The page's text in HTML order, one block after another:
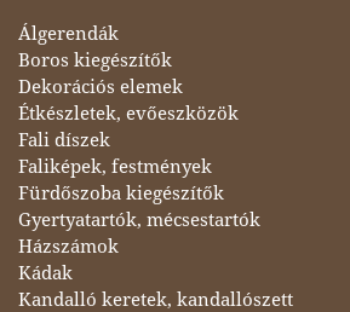
Álgerendák
Boros kiegészítők
Dekorációs elemek
Étkészletek, evőeszközök
Fali díszek
Faliképek, festmények
Fürdőszoba kiegészítők
Gyertyatartók, mécsestartók
Házszámok
Kádak
Kandalló keretek, kandallószett